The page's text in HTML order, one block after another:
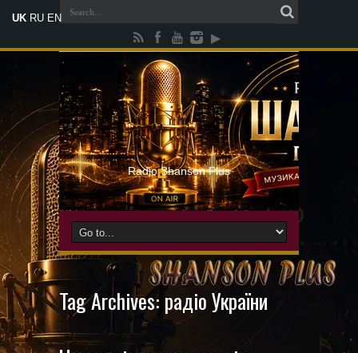
Radio Shanson Plus
Tag Archives:радіо України
UK RU EN